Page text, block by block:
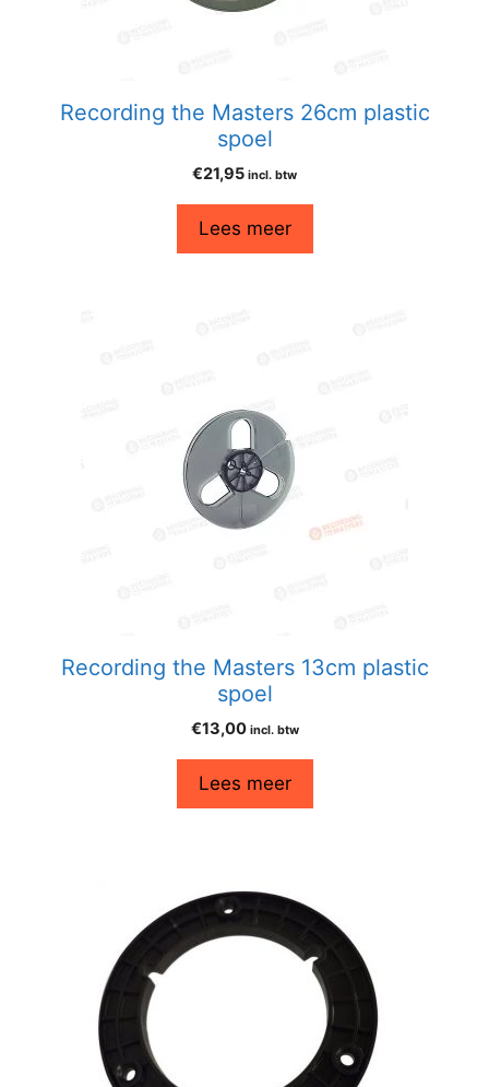
Recording the Masters 26cm plastic
spoel
€21,95 incl. btw
Lees meer
Recording the Masters 13cm plastic
spoel
€13,00 incl. btw
Lees meer